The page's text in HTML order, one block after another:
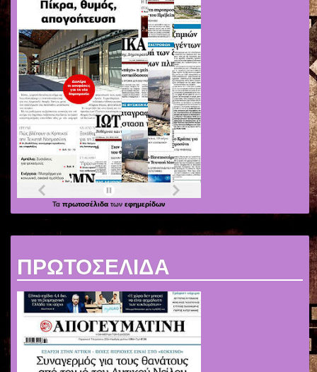
Τα πρωτοσέλιδα των εφημερίδων
ΠΡΩΤΟΣΕΛΙΔΑ